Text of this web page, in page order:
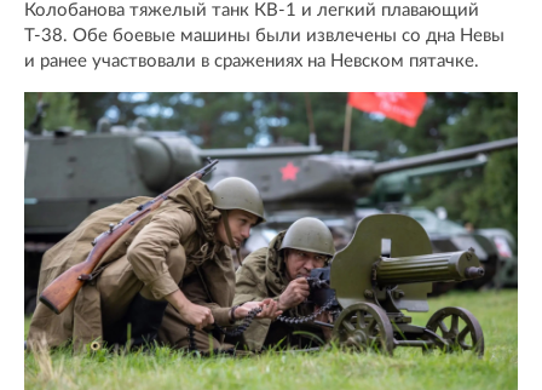
Колобанова тяжелый танк КВ-1 и легкий плавающий
Т-38. Обе боевые машины были извлечены со дна Невы
и ранее участвовали в сражениях на Невском пятачке.